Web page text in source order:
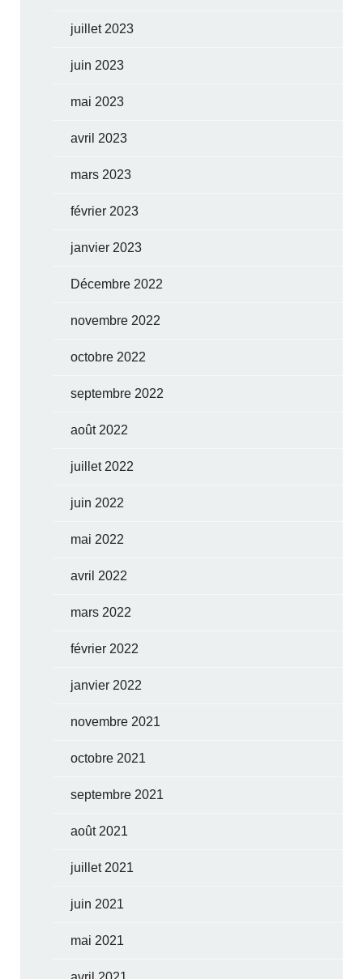
juillet 2023
juin 2023
mai 2023
avril 2023
mars 2023
février 2023
janvier 2023
Décembre 2022
novembre 2022
octobre 2022
septembre 2022
août 2022
juillet 2022
juin 2022
mai 2022
avril 2022
mars 2022
février 2022
janvier 2022
novembre 2021
octobre 2021
septembre 2021
août 2021
juillet 2021
juin 2021
mai 2021